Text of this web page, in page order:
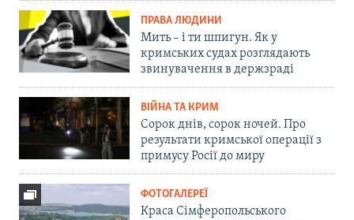
ПРАВА ЛЮДИНИ
Мить – і ти шпигун. Як у
кримських судах розглядають
звинувачення в держзраді
ВІЙНА ТА КРИМ
Сорок днів, сорок ночей. Про
результати кримської операції з
примусу Росії до миру
ФОТОГАЛЕРЕЇ
Краса Сімферопольського